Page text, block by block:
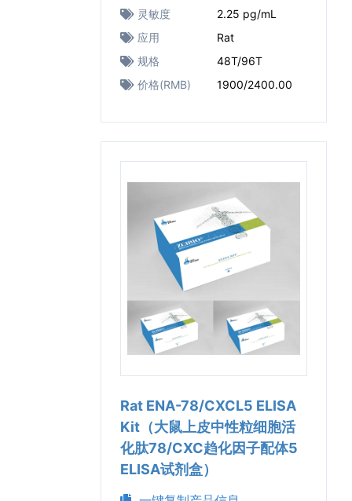
灵敏度
2.25 pg/mL
应用
Rat
规格
48T/96T
价格(RMB)
1900/2400.00
Rat ENA-78/CXCL5 ELISA
Kit（大鼠上皮中性粒细胞活
化肽78/CXC趋化因子配体5
ELISA试剂盒）